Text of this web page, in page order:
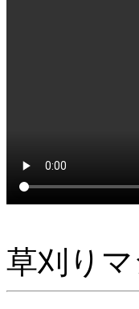
草刈り